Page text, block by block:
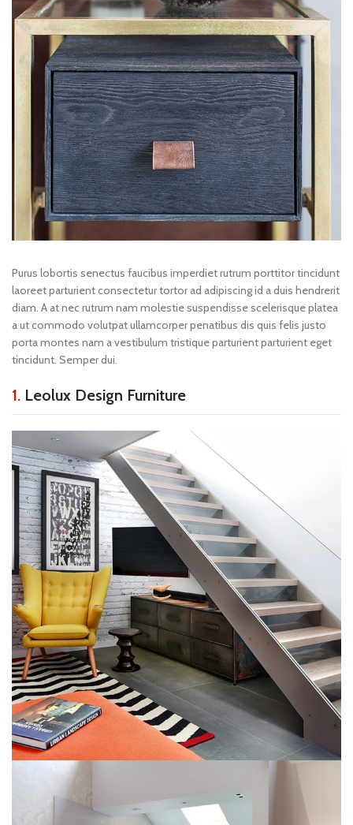
Purus lobortis senectus faucibus imperdiet rutrum porttitor tincidunt
laoreet parturient consectetur tortor ad adipiscing id a duis hendrerit
diam. A at nec rutrum nam molestie suspendisse scelerisque platea
a ut commodo volutpat ullamcorper penatibus dis quis felis justo
porta montes nam a vestibulum tristique parturient parturient eget
tincidunt. Semper dui.
1. Leolux Design Furniture